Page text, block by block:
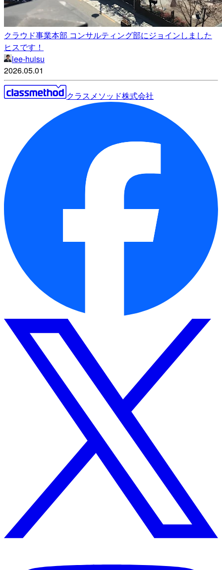
クラウド事業本部 コンサルティング部にジョインしました
ヒスです！
lee-huisu
2026.05.01
クラスメソッド株式会社